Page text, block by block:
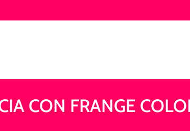
CON FRANGE